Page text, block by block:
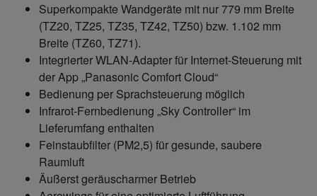
Superkompakte Wandgeräte mit nur 779 mm Breite
(TZ20, TZ25, TZ35, TZ42, TZ50) bzw. 1.102 mm
Breite (TZ60, TZ71).
Integrierter WLAN-Adapter für Internet-Steuerung mit
der App „Panasonic Comfort Cloud“
Bedienung per Sprachsteuerung möglich
Infrarot-Fernbedienung „Sky Controller“ im
Lieferumfang enthalten
Feinstaubfilter (PM2,5) für gesunde, saubere
Raumluft
Äußerst geräuscharmer Betrieb